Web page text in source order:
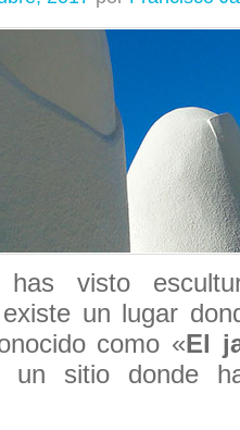
has visto
existe un lugar
como «El
un sitio donde